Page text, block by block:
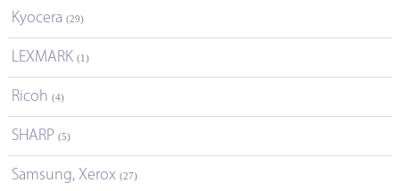
Kyocera(29)
LEXMARK(1)
Ricoh(4)
SHARP(5)
Samsung, Xerox(27)